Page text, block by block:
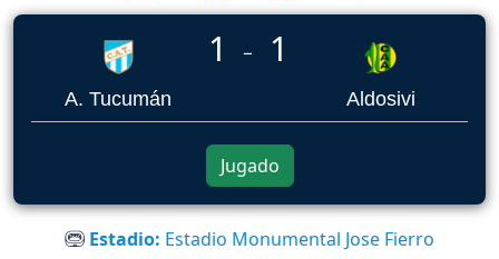
A. Tucumán
1 _ 1
Aldosivi
Jugado
Estadio: Estadio Monumental Jose Fierro